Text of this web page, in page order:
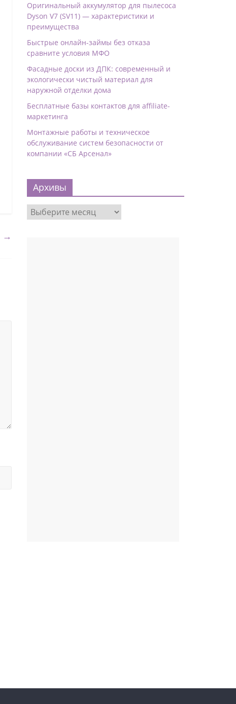
→
Оригинальный аккумулятор для пылесоса
Dyson V7 (SV11) — характеристики и
преимущества
Быстрые онлайн-займы без отказа
сравните условия МФО
Фасадные доски из ДПК: современный и
экологически чистый материал для
наружной отделки дома
Бесплатные базы контактов для affiliate-
маркетинга
Монтажные работы и техническое
обслуживание систем безопасности от
компании «СБ Арсенал»
Архивы